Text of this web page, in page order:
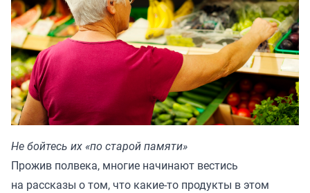
Не бойтесь их «по старой памяти»
Прожив полвека, многие начинают вестись
на рассказы о том, что какие-то продукты в этом